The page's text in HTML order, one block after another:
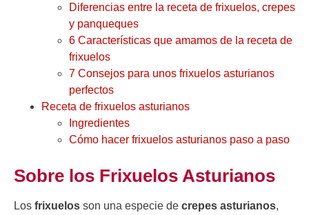
Diferencias entre la receta de frixuelos, crepes
y panqueques
6 Características que amamos de la receta de
frixuelos
7 Consejos para unos frixuelos asturianos
perfectos
Receta de frixuelos asturianos
Ingredientes
Cómo hacer frixuelos asturianos paso a paso
Sobre los Frixuelos Asturianos
Los frixuelos son una especie de crepes asturianos,